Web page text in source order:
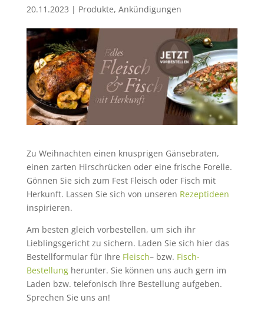
20.11.2023 | Produkte, Ankündigungen
Zu Weihnachten einen knusprigen Gänsebraten,
einen zarten Hirschrücken oder eine frische Forelle.
Gönnen Sie sich zum Fest Fleisch oder Fisch mit
Herkunft. Lassen Sie sich von unseren Rezeptideen
inspirieren.
Am besten gleich vorbestellen, um sich ihr
Lieblingsgericht zu sichern. Laden Sie sich hier das
Bestellformular für Ihre Fleisch– bzw. Fisch-
Bestellungherunter. Sie können uns auch gern im
Laden bzw. telefonisch Ihre Bestellung aufgeben.
Sprechen Sie uns an!